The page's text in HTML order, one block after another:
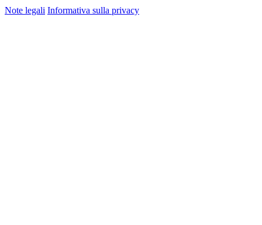
Note legali Informativa sulla privacy